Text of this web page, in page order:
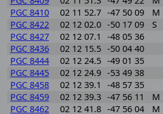
PGC 8410
02 11 52.7 -47 50 09 M
PGC 8422
02 12 02.0 -50 17 09 S
PGC 8427
02 12 07.1
-48 05 36
PGC 8436
02 12 15.5 -50 04 40
PGC 8444
02 12 24.5 -49 01 35
PGC 8445
02 12 24.9 -53 49 38
PGC 8458
02 12 39.1 -48 57 35
PGC 8459
02 12 39.3 -47 56 11 M
PGC 8462
02 12 41.8 -47 56 04 M